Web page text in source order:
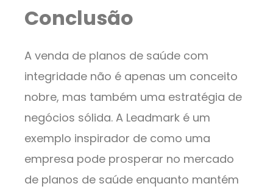
Conclusão
A venda de planos de saúde com
integridade não é apenas um conceito
nobre, mas também uma estratégia de
negócios sólida. A Leadmark é um
exemplo inspirador de como uma
empresa pode prosperar no mercado
de planos de saúde enquanto mantém